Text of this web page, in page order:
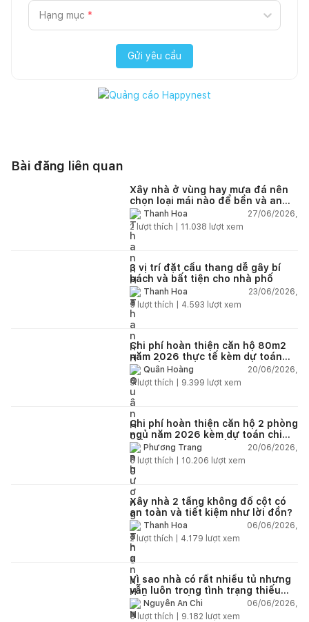
Hạng mục *
Gửi yêu cầu
Bài đăng liên quan
Xây nhà ở vùng hay mưa đá nên
chọn loại mái nào để bền và an
toàn?Thanh Hoa
27/06/2026,
2 lượt thích | 11.038 lượt xem
3 vị trí đặt cầu thang dễ gây bí
bách và bất tiện cho nhà phố
Thanh Hoa
23/06/2026,
5 lượt thích | 4.593 lượt xem
Chi phí hoàn thiện căn hộ 80m2
năm 2026 thực tế kèm dự toán
chi tiết từng hạng mục
Quân Hoàng
20/06/2026,
9lượt thích | 9.399 lượt xem
Chi phí hoàn thiện căn hộ 2 phòng
ngủ năm 2026 kèm dự toán chi
tiết và ví dụ thực tế
Phương Trang
20/06/2026,
5 lượt thích | 10.206 lượt xem
Xây nhà 2 tầng không đổ cột có
an toàn và tiết kiệm như lời đồn?
Thanh Hoa
06/06/2026,
2lượt thích | 4.179 lượt xem
Vì sao nhà có rất nhiều tủ nhưng
vẫn luôn trong tình trạng thiếu
chỗ chứa đồ?
Nguyễn An Chi
06/06/2026,
5lượt thích | 9.182 lượt xem